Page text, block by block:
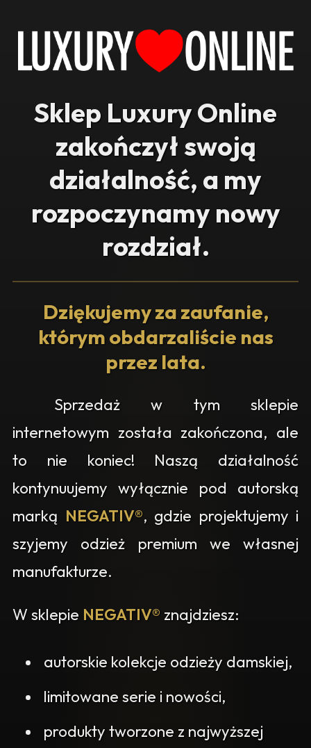
Sklep Luxury Online
zakończył swoją
działalność, a my
rozpoczynamy nowy
rozdział.
Dziękujemy za zaufanie,
którym obdarzaliście nas
przez lata.
Sprzedaż w tym sklepie
internetowym została zakończona, ale
to nie koniec! Naszą działalność
kontynuujemy wyłącznie pod autorską
marką NEGATIV®, gdzie projektujemy i
szyjemy odzież premium we własnej
manufakturze.
W sklepie NEGATIV® znajdziesz:
autorskie kolekcje odzieży damskiej,
limitowane serie i nowości,
produkty tworzone z najwyższej